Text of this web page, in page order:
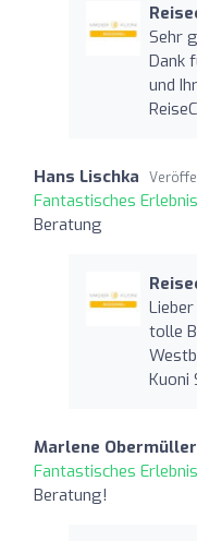
Sehr
Dank
und
Hans Lischka
Fantastisches
Beratung
tolle
Kuoni
Marlene Obermüller
Fantastisches
Beratung!